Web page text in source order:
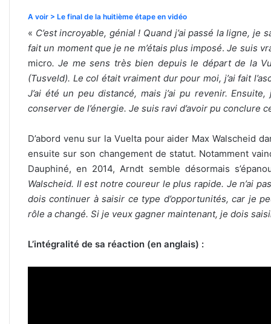
A voir > Le final de la huitième étape en vidéo
« C’est incroyable, génial ! Quand j’ai passé la ligne, je
fait un moment que je ne m’étais plus imposé.Je suis
micro. Je me sens très bien depuis le départ de la
(Tusveld). Le col était vraiment dur pour moi, j’ai fait
J’ai été un peu distancé, mais j’ai pu revenir.
conserver de l’énergie. Je suis ravi d’avoir pu conclure
D’abord venu sur la Vuelta pour aider Max Walscheid
ensuite sur son changement de statut. Notamment
Dauphiné, en 2014, Arndt semble désormais
Walscheid. Il est notre coureur le plus rapide. Je n’ai
dois continuer à saisir ce type d’opportunités, car je
rôle a changé. Si je veux gagner maintenant, je dois
L’intégralité de sa réaction (en anglais) :